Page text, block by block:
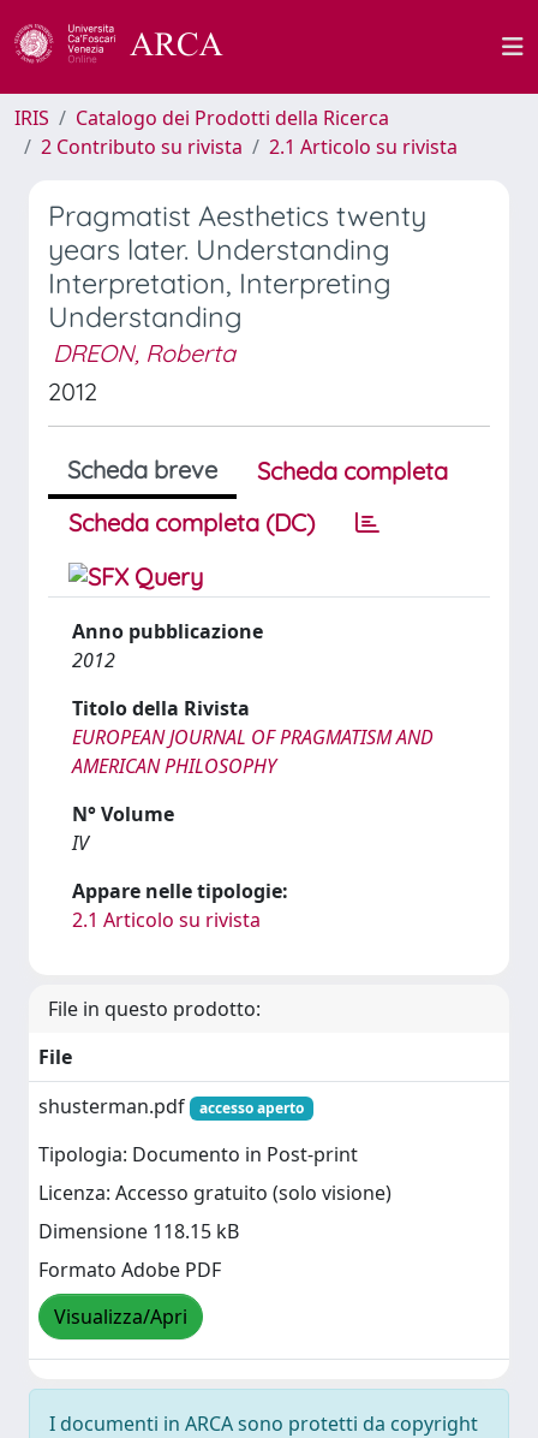
IRIS
Catalogo dei Prodotti della Ricerca
2 Contributo su rivista
2.1 Articolo su rivista
Pragmatist Aesthetics twenty
years later. Understanding
Interpretation, Interpreting
Understanding
DREON, Roberta
2012
Scheda breve
Scheda completa
Scheda completa (DC)
Anno pubblicazione
2012
Titolo della Rivista
EUROPEAN JOURNAL OF PRAGMATISM AND
AMERICAN PHILOSOPHY
N° Volume
IV
Appare nelle tipologie:
2.1 Articolo su rivista
File in questo prodotto:
File
shusterman.pdf
accesso aperto
Tipologia: Documento in Post-print
Licenza: Accesso gratuito (solo visione)
Dimensione 118.15 kB
Formato Adobe PDF
Visualizza/Apri
I documenti in ARCA sono protetti da copyright